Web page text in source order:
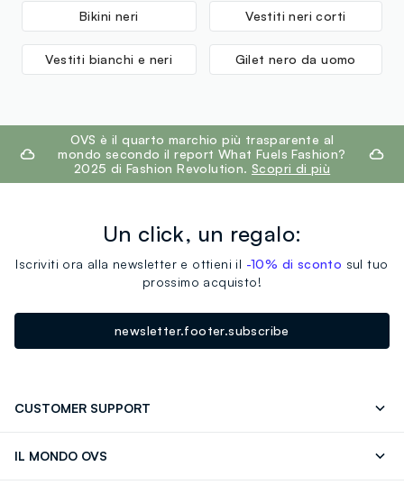
Bikini neri Vestiti neri corti
Vestiti bianchi e neri Gilet nero da uomo
footer.ariatitleOVS è il quarto marchio più trasparente al
mondo secondo il report What Fuels Fashion?
2025 di Fashion Revolution. Scopri di più
Un click, un regalo:
Iscriviti ora alla newsletter e ottieni il -10% di sconto sul tuo
prossimo acquisto!
newsletter.footer.subscribe
CUSTOMER SUPPORT
IL MONDO OVS